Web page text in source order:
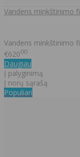
Vandens minkštinimo
Vandens minkštinimo
€62000
Daugiau
Į palyginimą
Į norų sąrašą
Populiari